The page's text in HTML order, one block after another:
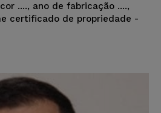
...., ano de fabricação ....,
certificado de propriedade -